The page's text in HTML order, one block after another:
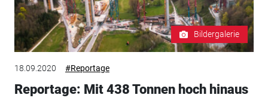
Bildergalerie
18.09.2020 #Reportage
Reportage: Mit 438 Tonnen hoch hinaus